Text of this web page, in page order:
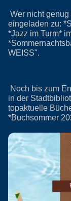
Wer nicht
eingeladen zu:
*Jazz im Turm*
WEISS".
Noch bis zum
in der
topaktuelle
*Buchsommer